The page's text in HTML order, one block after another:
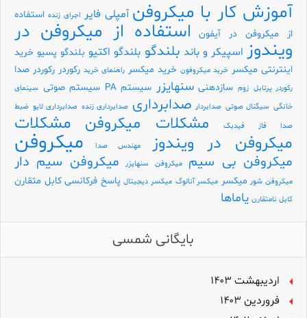
آموزش کار با میکروفن آمپلی فایر اجرای زنده استفاده
از میکروفن در آیفون
استفاده از میکروفن در
ویندوز اسپیکر و باند بلندگو بلندگو اکتیو بلندگو پسیو خرید
اینترنتی میکسر خرید میکروفون خرید میکسر راهنمای خرید رکوردر رکوردر صدا
رکوردر پرتابل زوم سازدهنی سنهایزر سیستم PA سیستم صوتی سینمای
خانگی سیگنال صوتی صدابردار صدابرداری صدابرداری زنده صدابرداری لایو ضبط
صدا
فاز فیدبک مشکلات میکروفن
مشکلات
میکروفن در ویندوز
مهندس صدا میکروفن
میکروفن بی سیم میکروفن سنهایزر میکروفن سیم دار
میکروفن شور میکسر میکسر آنالوگ میکسر دیجیتال پاسخ فرکانسی کابل متقارن
کابل نامتقارن یاماها
بایگانی شمسی
اردیبهشت ۱۴۰۳
فروردین ۱۴۰۳